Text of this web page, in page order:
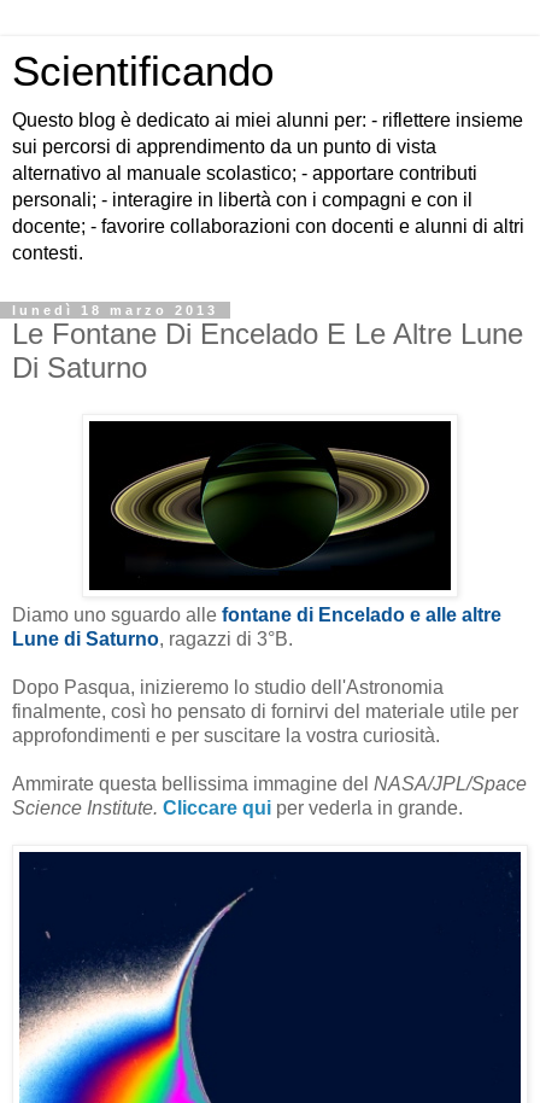
Scientificando
Questo blog è dedicato ai miei alunni per: - riflettere insieme
sui percorsi di apprendimento da un punto di vista
alternativo al manuale scolastico; - apportare contributi
personali; - interagire in libertà con i compagni e con il
docente; - favorire collaborazioni con docenti e alunni di altri
contesti.
lunedì 18 marzo 2013
Le Fontane Di Encelado E Le Altre Lune
Di Saturno
Diamo uno sguardo alle fontane di Encelado e alle altre
Lune di Saturno, ragazzi di 3°B.
Dopo Pasqua, inizieremo lo studio dell'Astronomia
finalmente, così ho pensato di fornirvi del materiale utile per
approfondimenti e per suscitare la vostra curiosità.
Ammirate questa bellissima immagine del NASA/JPL/Space
Science Institute. Cliccare qui per vederla in grande.